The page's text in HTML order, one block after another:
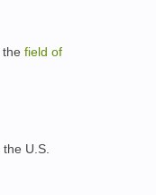
the field of
the U.S.